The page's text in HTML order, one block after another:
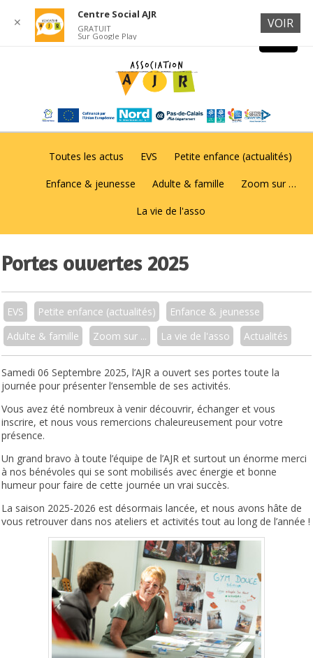
Toutes les actus EVS Petite enfance (actualités)
Enfance & jeunesse Adulte & famille Zoom sur …
La vie de l'asso
Portes ouvertes 2025
EVS Petite enfance (actualités)
Enfance & jeunesse
Adulte & famille
Zoom sur ... La vie de l'asso Actualités
Samedi 06 Septembre 2025, l’AJR a ouvert ses portes toute la
journée pour présenter l’ensemble de ses activités.
Vous avez été nombreux à venir découvrir, échanger et vous
inscrire, et nous vous remercions chaleureusement pour votre
présence.
Un grand bravo à toute l’équipe de l’AJR et surtout un énorme merci
à nos bénévoles qui se sont mobilisés avec énergie et bonne
humeur pour faire de cette journée un vrai succès.
La saison 2025-2026 est désormais lancée, et nous avons hâte de
vous retrouver dans nos ateliers et activités tout au long de l’année !
✕
Centre Social AJR
GRATUIT
Sur Google Play
VOIR